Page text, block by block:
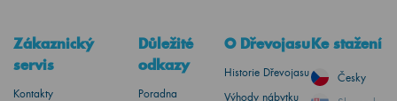
Zákaznický
servis
Kontakty
Důležité
odkazy
Poradna
O Dřevojasu
Historie Dřevojasu
Výhody nábytku
Ke stažení
Česky